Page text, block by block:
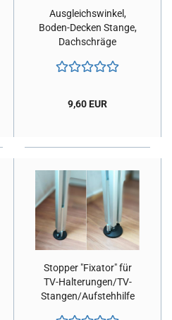
Aus­gleichs­win­kel,
Boden-​​De­cken Stan­ge,
Dach­schrä­ge
9,60 EUR
Stop­per "Fixa­tor" für
TV-​Hal­te­run­gen/TV-​
Stan­gen/Auf­steh­hil­fe